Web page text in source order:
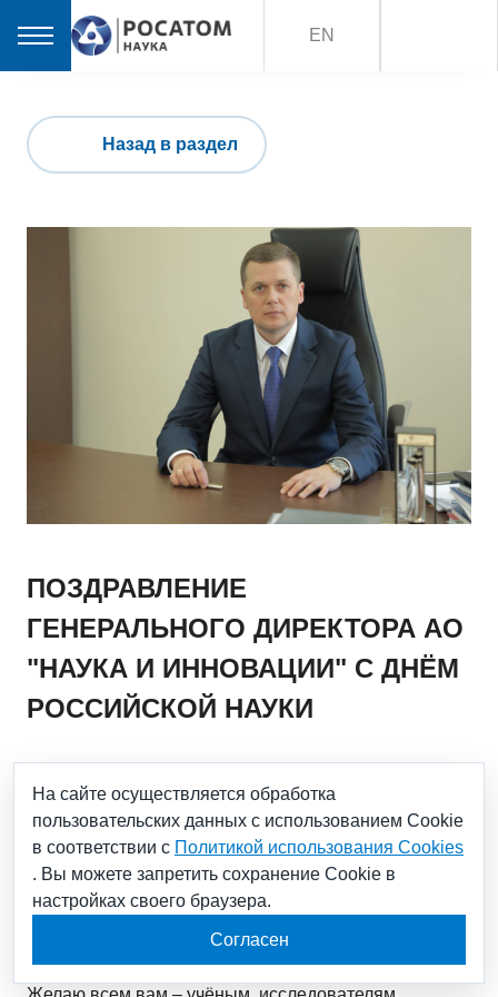
EN
Назад в раздел
ПОЗДРАВЛЕНИЕ
ГЕНЕРАЛЬНОГО ДИРЕКТОРА АО
"НАУКА И ИННОВАЦИИ" С ДНЁМ
РОССИЙСКОЙ НАУКИ
08.02.2021
Уважаемые коллеги!
Примите мои искренние поздравления с Днём
российской науки!
На сайте осуществляется обработка
пользовательских данных с использованием Cookie
в соответствии с Политикой использования Cookies
. Вы можете запретить сохранение Cookie в
настройках своего браузера.
Согласен